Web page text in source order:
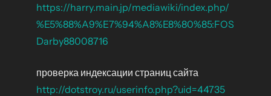
https://harry.main.jp/mediawiki/index.php/
%E5%88%A9%E7%94%A8%E8%80%85:FOS
Darby88008716
проверка индексации страниц сайта
http://dotstroy.ru/userinfo.php?uid=44735